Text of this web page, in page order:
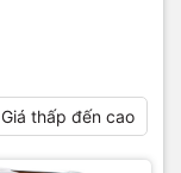
Giá thấp đến cao